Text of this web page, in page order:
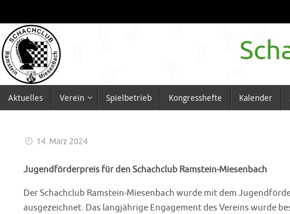
Inhalt
springen
Inhalt
Aktuelles Verein Spielbetrieb Kongresshefte Kalender
14. März 2024
Jugendförderpreis für den Schachclub Ramstein-Miesenbach
Der Schachclub Ramstein-Miesenbach wurde mit dem
ausgezeichnet. Das langjährige Engagement des Vereins wurde